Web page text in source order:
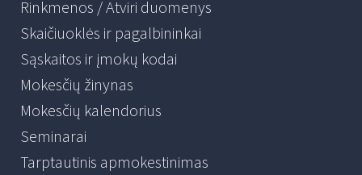
Rinkmenos / Atviri duomenys
Skaičiuoklės ir pagalbininkai
Sąskaitos ir įmokų kodai
Mokesčių žinynas
Mokesčių kalendorius
Seminarai
Tarptautinis apmokestinimas